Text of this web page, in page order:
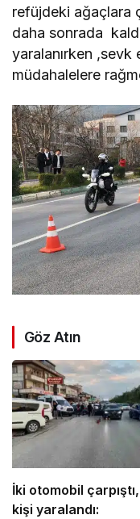
refüjdeki ağaçlara
daha sonrada
yaralanırken ,sevk
müdahalelere
Göz Atın
İki otomobil
kişi yaralandı: